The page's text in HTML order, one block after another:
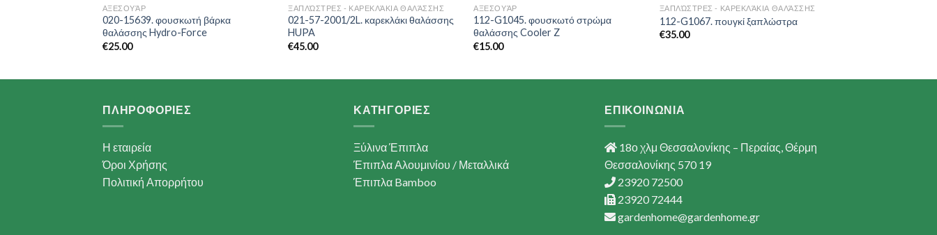
ΑΞΕΣΟΥΆΡ
020-15639. φουσκωτή βάρκα
θαλάσσης Hydro-Force
€25.00
ΞΑΠΛΏΣΤΡΕΣ - ΚΑΡΕΚΛΆΚΙΑ ΘΑΛΆΣΣΗΣ
021-57-2001/2L. καρεκλάκι θαλάσσης
HUPA
€45.00
ΑΞΕΣΟΥΆΡ
112-G1045. φουσκωτό στρώμα
θαλάσσης Cooler Z
€15.00
ΞΑΠΛΏΣΤΡΕΣ - ΚΑΡΕΚΛΆΚΙΑ ΘΑΛΆΣΣΗΣ
112-G1067. πουγκί ξαπλώστρα
€35.00
ΠΛΗΡΟΦΟΡΙΕΣ
Η εταιρεία
Όροι Χρήσης
Πολιτική Απορρήτου
ΚΑΤΗΓΟΡΙΕΣ
Ξύλινα Έπιπλα
Έπιπλα Αλουμινίου / Μεταλλικά
Έπιπλα Bamboo
ΕΠΙΚΟΙΝΩΝΙΑ
18ο χλμ Θεσσαλονίκης – Περαίας, Θέρμη
Θεσσαλονίκης 570 19
23920 72500
23920 72444
gardenhome@gardenhome.gr